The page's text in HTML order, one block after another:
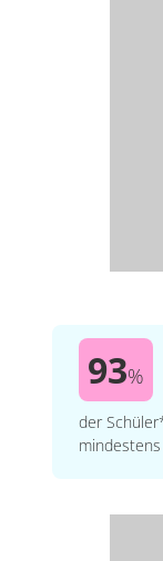
93%
der